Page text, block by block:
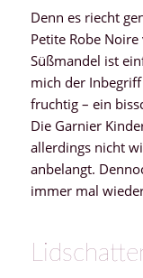
Denn es riecht
Petite Robe
Süßmandel ist
mich der
fruchtig – ein
Die Garnier
allerdings nicht
anbelangt.
immer mal